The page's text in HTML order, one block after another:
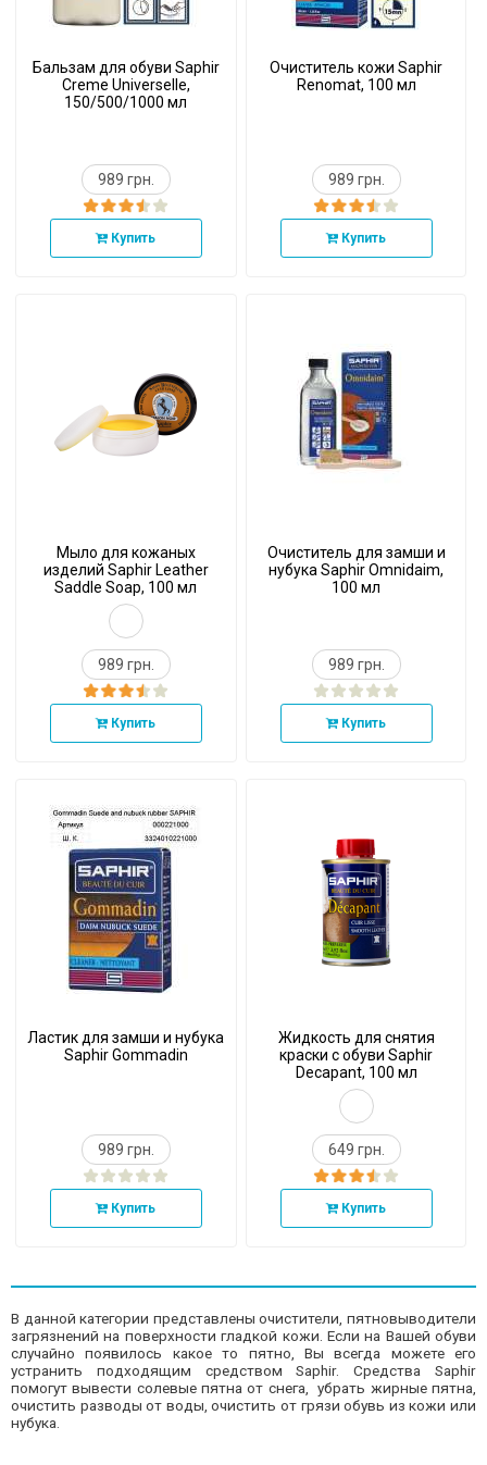
Бальзам для обуви Saphir
Creme Universelle,
150/500/1000 мл
989 грн.
Купить
Очиститель кожи Saphir
Renomat, 100 мл
989 грн.
Купить
Мыло для кожаных
изделий Saphir Leather
Saddle Soap, 100 мл
989 грн.
Купить
Очиститель для замши и
нубука Saphir Omnidaim,
100 мл
989 грн.
Купить
Ластик для замши и нубука
Saphir Gommadin
989 грн.
Купить
Жидкость для снятия
краски с обуви Saphir
Decapant, 100 мл
649 грн.
Купить
В данной категории представлены очистители, пятновыводители
загрязнений на поверхности гладкой кожи. Если на Вашей обуви
случайно появилось какое то пятно, Вы всегда можете его
устранить подходящим средством Saphir. Средства Saphir
помогут вывести солевые пятна от снега, убрать жирные пятна,
очистить разводы от воды, очистить от грязи обувь из кожи или
нубука.